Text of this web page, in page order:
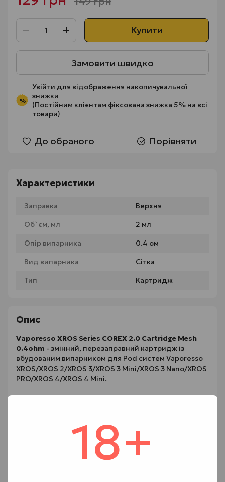
18+
Купити
Замовити швидко
%
Увійти для відображення накопичувальної
знижки
(Постійним клієнтам фіксована знижка 5% на всі
товари)
До обраного Порівняти
Характеристики
Заправка Верхня
Об`єм, мл 2 мл
Опір випарника 0.4 ом
Вид випарника Сітка
Тип Картридж
Опис
Vaporesso XROS Series COREX 2.0 Cartridge Mesh
0.4ohm - змінний, перезаправний картридж із
вбудованим випарником для Pod систем Vaporesso
XROS/XROS 2/XROS 3/XROS 3 Mini/XROS 3 Nano/XROS
PRO/XROS 4/XROS 4 Mini.
термін служби випарника. Резервуар виготовлений
із пластику та надійно утримується в батарейному
блоці за допомогою магнітів. Вміщує до
що є середнім показником сегмента. Заправка